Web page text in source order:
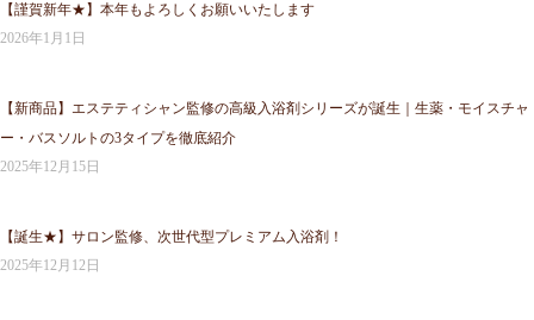
【謹賀新年★】本年もよろしくお願いいたします
2026年1月1日
【新商品】エステティシャン監修の高級入浴剤シリーズが誕生｜生薬・モイスチャ
ー・バスソルトの3タイプを徹底紹介
2025年12月15日
【誕生★】サロン監修、次世代型プレミアム入浴剤！
2025年12月12日